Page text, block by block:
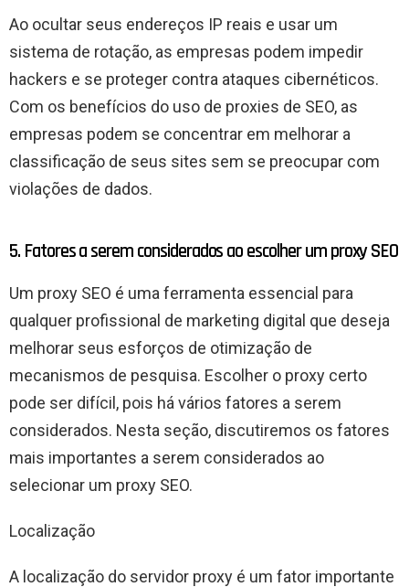
Ao ocultar seus endereços IP reais e usar um
sistema de rotação, as empresas podem impedir
hackers e se proteger contra ataques cibernéticos.
Com os benefícios do uso de proxies de SEO, as
empresas podem se concentrar em melhorar a
classificação de seus sites sem se preocupar com
violações de dados.
5. Fatores a serem considerados ao escolher um proxy SEO
Um proxy SEO é uma ferramenta essencial para
qualquer profissional de marketing digital que deseja
melhorar seus esforços de otimização de
mecanismos de pesquisa. Escolher o proxy certo
pode ser difícil, pois há vários fatores a serem
considerados. Nesta seção, discutiremos os fatores
mais importantes a serem considerados ao
selecionar um proxy SEO.
Localização
A localização do servidor proxy é um fator importante